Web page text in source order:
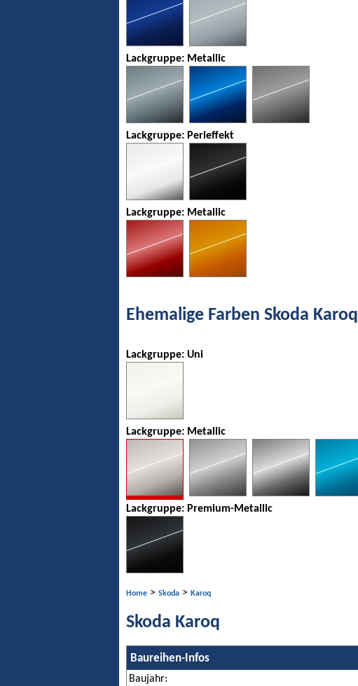
Lackgruppe: Metallic
Lackgruppe: Perleffekt
Lackgruppe: Metallic
Ehemalige Farben Skoda Karoq
Lackgruppe: Uni
Lackgruppe: Metallic
Lackgruppe: Premium-Metallic
Home > Skoda > Karoq
Skoda Karoq
Baureihen-Infos
Baujahr: